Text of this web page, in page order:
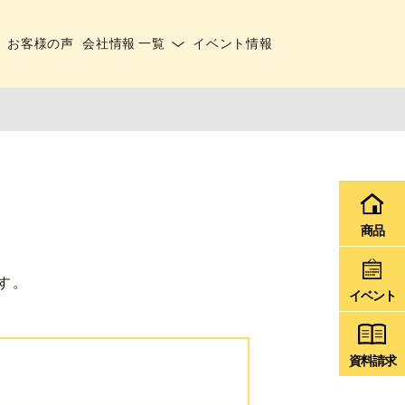
お客様の声 会社情報 一覧 イベント情報
。
商品
イベント
資料請求